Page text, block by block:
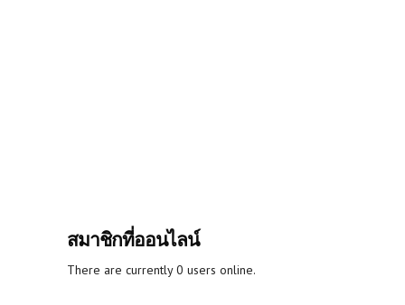
สมาชิกที่ออนไลน์
There are currently 0 users online.